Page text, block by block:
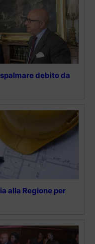
debito da
alla Regione per